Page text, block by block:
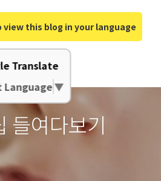
view this blog in your language
Translate
Language▼
들여다보기